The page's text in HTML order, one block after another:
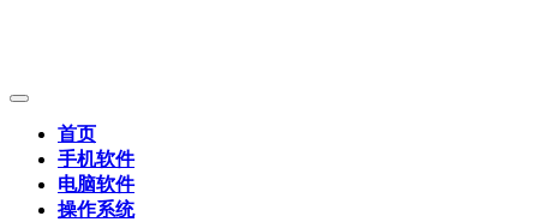
首页
手机软件
电脑软件
操作系统